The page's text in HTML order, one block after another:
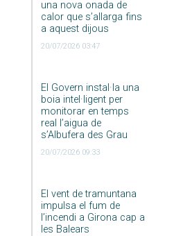
una nova onada de
calor que s’allarga fins
a aquest dijous
20/07/2026 03:47
El Govern instal·la una
boia intel·ligent per
monitorar en temps
real l’aigua de
s’Albufera des Grau
20/07/2026 09:33
El vent de tramuntana
impulsa el fum de
l’incendi a Girona cap a
les Balears